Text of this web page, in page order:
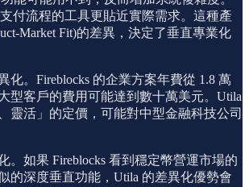
付流程的工具更貼近實際需求。這種產
Market Fit)的差異，決定了垂直專業化
化。Fireblocks 的企業方案年費從 1.8 萬
型客戶的費用可能達到數十萬美元。Utila
靈活」的定價，可能對中型金融科技公司
。如果 Fireblocks 看到穩定幣營運市場的
的深度垂直功能，Utila 的差異化優勢會